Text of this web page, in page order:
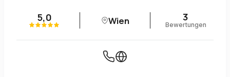
5,0 Wien 3
Bewertungen